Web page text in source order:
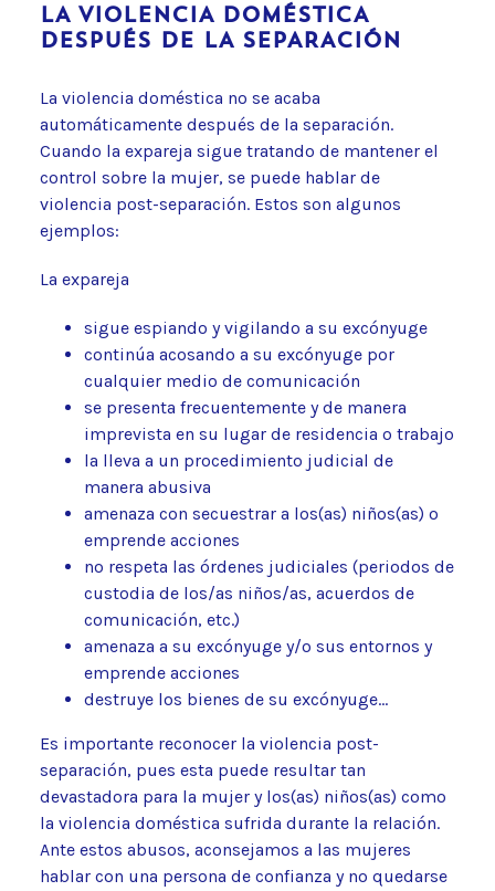
LA VIOLENCIA DOMÉSTICA
DESPUÉS DE LA SEPARACIÓN
La violencia doméstica no se acaba
automáticamente después de la separación.
Cuando la expareja sigue tratando de mantener el
control sobre la mujer, se puede hablar de
violencia post-separación. Estos son algunos
ejemplos:
La expareja
sigue espiando y vigilando a su excónyuge
continúa acosando a su excónyuge por
cualquier medio de comunicación
se presenta frecuentemente y de manera
imprevista en su lugar de residencia o trabajo
la lleva a un procedimiento judicial de
manera abusiva
amenaza con secuestrar a los(as) niños(as) o
emprende acciones
no respeta las órdenes judiciales (periodos de
custodia de los/as niños/as, acuerdos de
comunicación, etc.)
amenaza a su excónyuge y/o sus entornos y
emprende acciones
destruye los bienes de su excónyuge…
Es importante reconocer la violencia post-
separación, pues esta puede resultar tan
devastadora para la mujer y los(as) niños(as) como
la violencia doméstica sufrida durante la relación.
Ante estos abusos, aconsejamos a las mujeres
hablar con una persona de confianza y no quedarse